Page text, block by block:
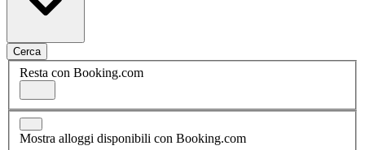
Cerca
Resta con Booking.com
Mostra alloggi disponibili con Booking.com